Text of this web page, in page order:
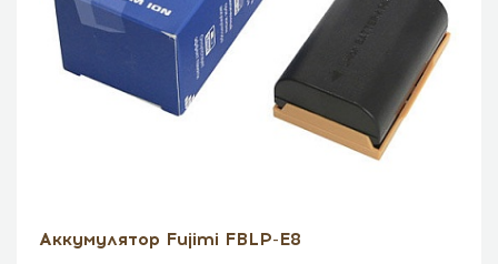
Аккумулятор Fujimi FBLP-E8